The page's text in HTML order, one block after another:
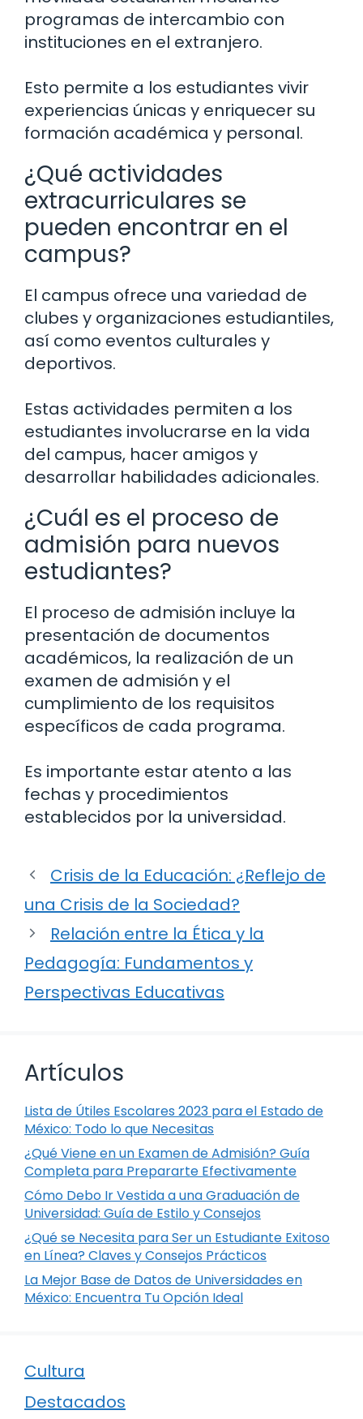
programas de intercambio con
instituciones en el extranjero.
Esto permite a los estudiantes vivir
experiencias únicas y enriquecer su
formación académica y personal.
¿Qué actividades
extracurriculares se
pueden encontrar en el
campus?
El campus ofrece una variedad de
clubes y organizaciones estudiantiles,
así como eventos culturales y
deportivos.
Estas actividades permiten a los
estudiantes involucrarse en la vida
del campus, hacer amigos y
desarrollar habilidades adicionales.
¿Cuál es el proceso de
admisión para nuevos
estudiantes?
El proceso de admisión incluye la
presentación de documentos
académicos, la realización de un
examen de admisión y el
cumplimiento de los requisitos
específicos de cada programa.
Es importante estar atento a las
fechas y procedimientos
establecidos por la universidad.
Crisis de la Educación: ¿Reflejo de
una Crisis de la Sociedad?
Relación entre la Ética y la
Pedagogía: Fundamentos y
Perspectivas Educativas
Artículos
Lista de Útiles Escolares 2023 para el Estado de
México: Todo lo que Necesitas
¿Qué Viene en un Examen de Admisión? Guía
Completa para Prepararte Efectivamente
Cómo Debo Ir Vestida a una Graduación de
Universidad: Guía de Estilo y Consejos
¿Qué se Necesita para Ser un Estudiante Exitoso
en Línea? Claves y Consejos Prácticos
La Mejor Base de Datos de Universidades en
México: Encuentra Tu Opción Ideal
Cultura
Destacados